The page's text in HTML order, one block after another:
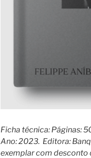
Ficha técnica: Páginas:
Ano: 2023. Editora:
exemplar com desconto